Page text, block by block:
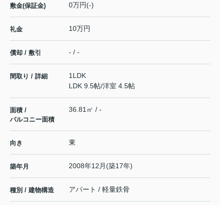
敷金(保証金) 0万円(-)
礼金 10万円
償却 / 敷引 - / -
間取り / 詳細
1LDK
LDK 9.5帖/洋室 4.5帖
面積 /
バルコニー面積
36.81㎡ / -
向き 東
築年月 2008年12月(築17年)
種別 / 建物構造 アパート / 軽量鉄骨